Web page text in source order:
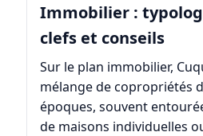
Immobilier :
clefs et conseils
Sur le plan immobilier,
mélange de copropriétés
époques, souvent
de maisons individuelles